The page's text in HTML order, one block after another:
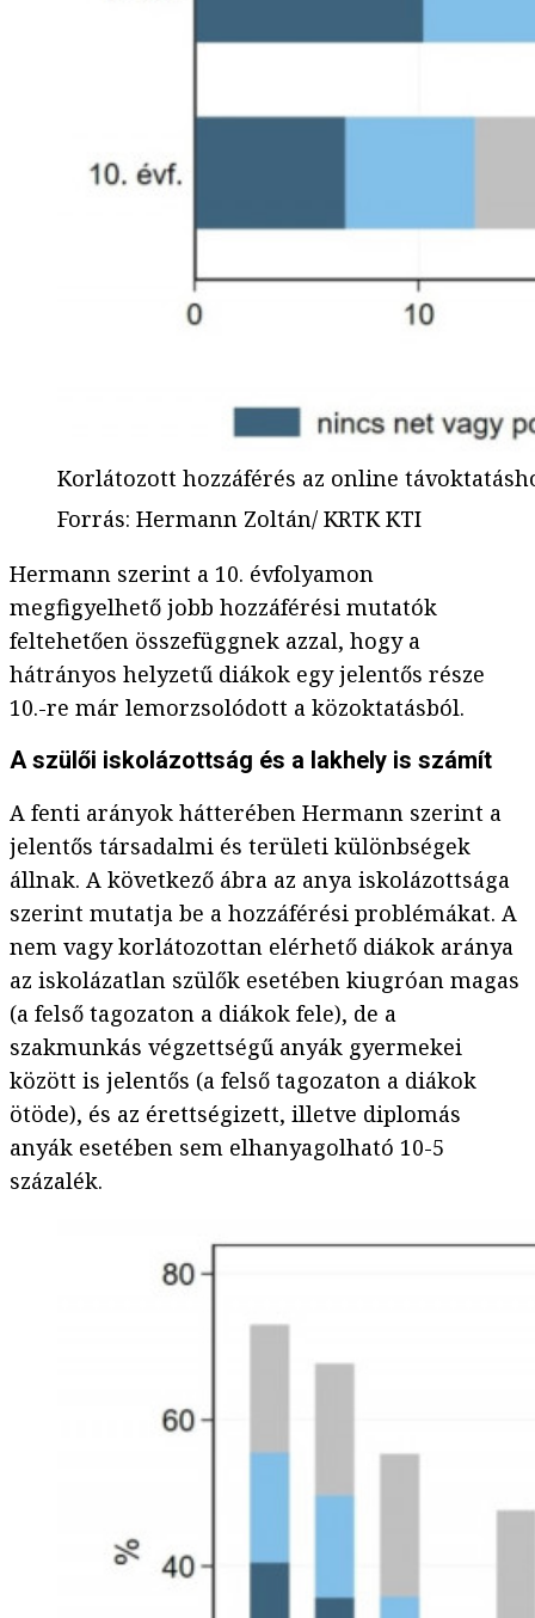
Korlátozott hozzáférés az online
Forrás: Hermann Zoltán/ KRTK KTI
Hermann szerint a 10. évfolyamon
megfigyelhető jobb hozzáférési mutatók
feltehetően összefüggnek azzal, hogy a
hátrányos helyzetű diákok egy jelentős része
10.-re már lemorzsolódott a közoktatásból.
A szülői iskolázottság és a lakhely is számít
A fenti arányok hátterében Hermann szerint a
jelentős társadalmi és területi különbségek
állnak. A következő ábra az anya iskolázottsága
szerint mutatja be a hozzáférési problémákat. A
nem vagy korlátozottan elérhető diákok aránya
az iskolázatlan szülők esetében kiugróan magas
(a felső tagozaton a diákok fele), de a
szakmunkás végzettségű anyák gyermekei
között is jelentős (a felső tagozaton a diákok
ötöde), és az érettségizett, illetve diplomás
anyák esetében sem elhanyagolható 10-5
százalék.